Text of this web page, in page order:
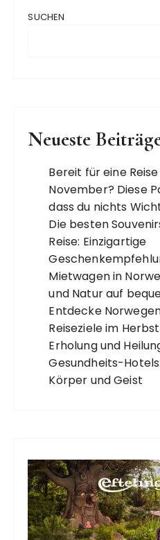
SUCHEN
Neueste
Bereit für eine
November? Diese
dass du nichts
Die besten
Reise: Einzigartige
Mietwagen in
und Natur auf
Entdecke
Reiseziele im Herbst
Erholung und
Gesundheits-
Körper und Geist